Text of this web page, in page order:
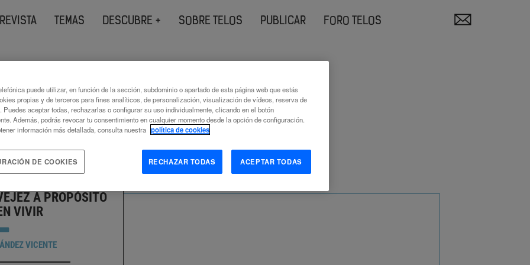
REVISTA TEMAS DESCUBRE + SOBRE TELOS PUBLICAR FORO TELOS
como
digitales
A PROPÓSITO
VIVIR
VICENTE
puede utilizar, en función de la sección, subdominio o apartado de esta página web que estás
propias y de terceros para fines analíticos, de personalización, visualización de vídeos, reserva de
Puedes aceptar todas, rechazarlas o configurar su uso individualmente, clicando en el botón
Además, podrás revocar tu consentimiento en cualquier momento desde la opción de configuración.
información más detallada, consulta nuestra política de cookies
RECHAZAR TODAS ACEPTAR TODAS
DE COOKIES